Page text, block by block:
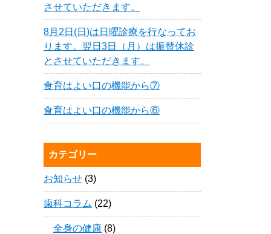
させていただきます。
8月2日(日)は日曜診療を行なってお
ります。翌日3日（月）は振替休診
とさせていただきます。
食育はよい口の機能から⑦
食育はよい口の機能から⑥
カテゴリー
お知らせ (3)
歯科コラム (22)
全身の健康 (8)